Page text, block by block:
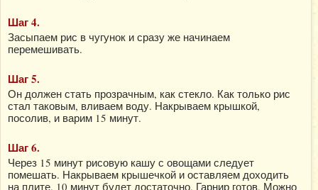
Шаг 4.
Засыпаем рис в чугунок и сразу же начинаем
перемешивать.
Шаг 5.
Он должен стать прозрачным, как стекло. Как только рис
стал таковым, вливаем воду. Накрываем крышкой,
посолив, и варим 15 минут.
Шаг 6.
Через 15 минут рисовую кашу с овощами следует
помешать. Накрываем крышечкой и оставляем доходить
на плите. 10 минут будет достаточно. Гарнир готов. Можно